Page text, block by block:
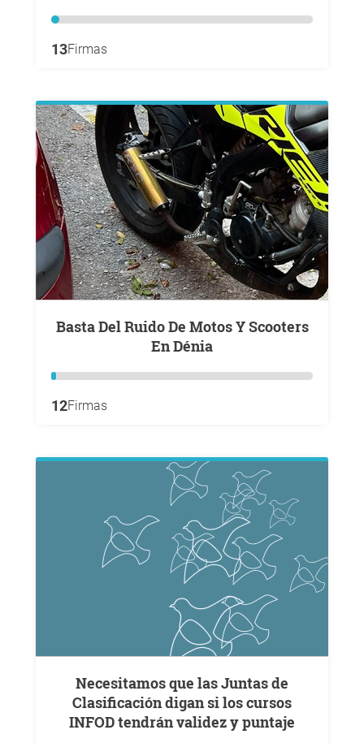
13Firmas
Basta Del Ruido De Motos Y Scooters
En Dénia
12Firmas
Necesitamos que las Juntas de
Clasificación digan si los cursos
INFOD tendrán validez y puntaje